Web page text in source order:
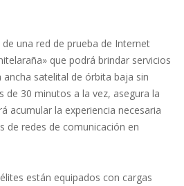
una red de prueba de Internet
que podrá brindar servicios
satelital de órbita baja sin
de 30 minutos a la vez, asegura la
acumular la experiencia necesaria
de redes de comunicación en
están equipados con cargas